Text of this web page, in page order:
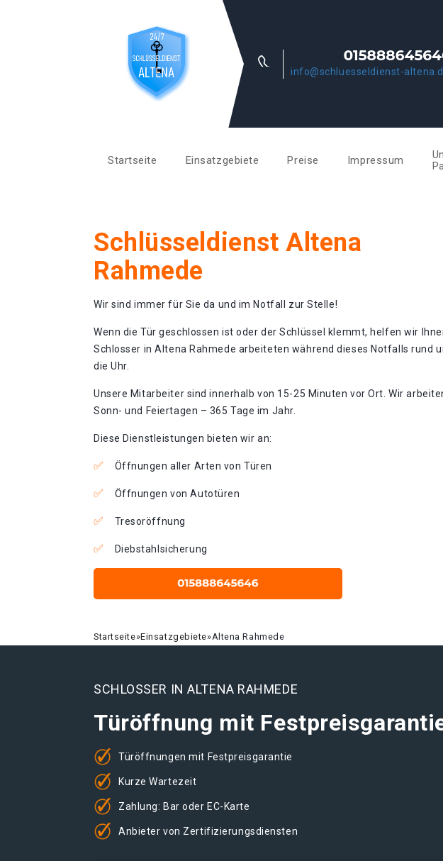
info@schluesseldienst-
Startseite Einsatzgebiete Preise Impressum
Schlüsseldienst Altena
Rahmede
Wir sind immer für Sie da und im Notfall zur Stelle!
Wenn die Tür geschlossen ist oder der Schlüssel klemmt, helfen wir
Schlosser in Altena Rahmede arbeiteten während dieses Notfalls rund
die Uhr.
Unsere Mitarbeiter sind innerhalb von 15-25 Minuten vor Ort. Wir
Sonn- und Feiertagen – 365 Tage im Jahr.
Diese Dienstleistungen bieten wir an:
Öffnungen aller Arten von Türen
Öffnungen von Autotüren
Tresoröffnung
Diebstahlsicherung
Startseite»Einsatzgebiete»Altena Rahmede
SCHLOSSER IN ALTENA RAHMEDE
Türöffnung mit
Türöffnungen mit Festpreisgarantie
Kurze Wartezeit
Zahlung: Bar oder EC-Karte
Anbieter von Zertifizierungsdiensten